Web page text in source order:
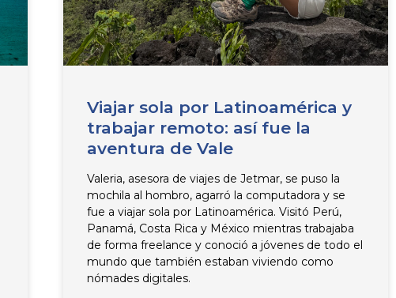
Viajar sola por Latinoamérica y
trabajar remoto: así fue la
aventura de Vale
Valeria, asesora de viajes de Jetmar, se puso la
mochila al hombro, agarró la computadora y se
fue a viajar sola por Latinoamérica. Visitó Perú,
Panamá, Costa Rica y México mientras trabajaba
de forma freelance y conoció a jóvenes de todo el
mundo que también estaban viviendo como
nómades digitales.